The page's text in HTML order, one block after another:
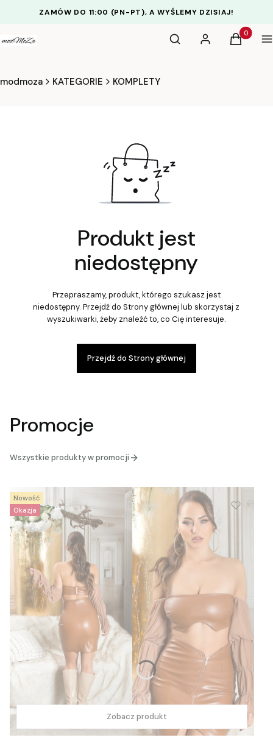
ZAMÓW DO 11:00 (PN-PT), A WYŚLEMY DZISIAJ!
Otwórz wyszukiwarkę
Szukaj Zaloguj sięProdukty
Koszyk
modmoza KATEGORIE KOMPLETY
Produkt jest
niedostępny
Przepraszamy, produkt, którego szukasz jest
niedostępny. Przejdź do Strony głównej lub skorzystaj z
wyszukiwarki, żeby znaleźć to, co Cię interesuje.
Przejdź do Strony głównej
Promocje
Wszystkie produkty w promocji
Okazja
Nowość
Zobacz produkt